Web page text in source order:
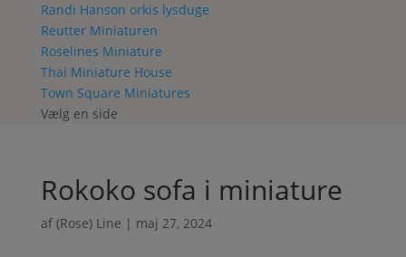
Randi Hanson orkis lysduge
Reutter Miniaturen
Roselines Miniature
Thai Miniature House
Town Square Miniatures
Vælg en side
Rokoko sofa i miniature
af (Rose) Line | maj 27, 2024